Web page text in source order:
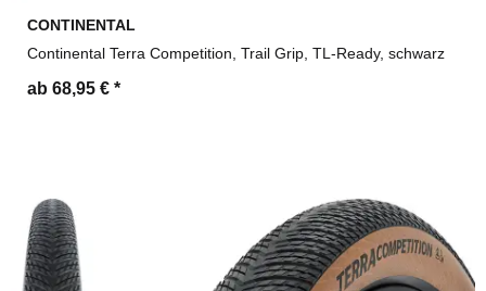
CONTINENTAL
Continental Terra Competition, Trail Grip, TL-Ready, schwarz
ab 68,95 € *